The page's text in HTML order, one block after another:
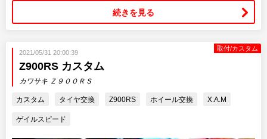
続きを見る
取付/カスタム
2021/05/31 20:00:39
Z900RS カスタム
カワサキ Ｚ９００ＲＳ
カスタム タイヤ交換 Z900RS ホイール交換 X.A.M
ゲイルスピード